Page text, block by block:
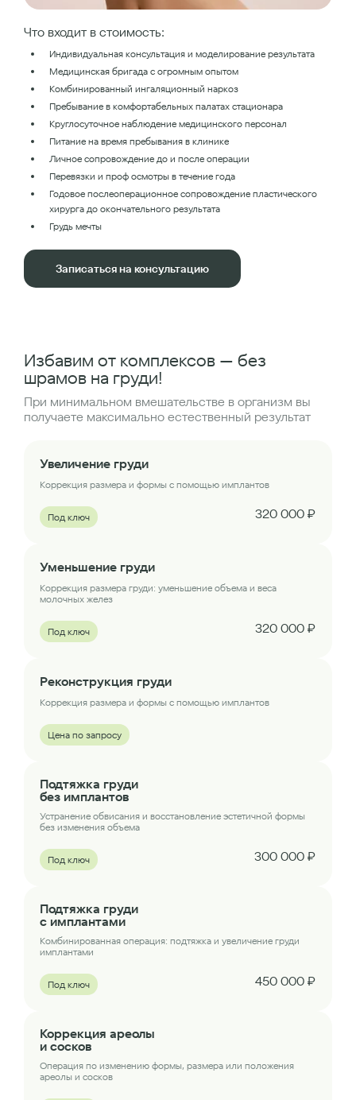
Что входит в стоимость:
Индивидуальная консультация и моделирование результата
Медицинская бригада с огромным опытом
Комбинированный ингаляционный наркоз
Пребывание в комфортабельных палатах стационара
Круглосуточное наблюдение медицинского персонал
Питание на время пребывания в клинике
Личное сопровождение до и после операции
Перевязки и проф осмотры в течение года
Годовое послеоперационное сопровождение пластического
хирурга до окончательного результата
Грудь мечты
Записаться на консультацию
Избавим от комплексов — без
шрамов на груди!
При минимальном вмешательстве в организм вы
получаете максимально естественный результат
Увеличение груди
Коррекция размера и формы с помощью имплантов
Под ключ 320 000 ₽
Уменьшение груди
Коррекция размера груди: уменьшение объема и веса
молочных желез
Под ключ 320 000 ₽
Реконструкция груди
Коррекция размера и формы с помощью имплантов
Цена по запросу
Подтяжка груди
без имплантов
Устранение обвисания и восстановление эстетичной формы
без изменения объема
Под ключ 300 000 ₽
Подтяжка груди
с имплантами
Комбинированная операция: подтяжка и увеличение груди
имплантами
Под ключ 450 000 ₽
Коррекция ареолы
и сосков
Операция по изменению формы, размера или положения
ареолы и сосков